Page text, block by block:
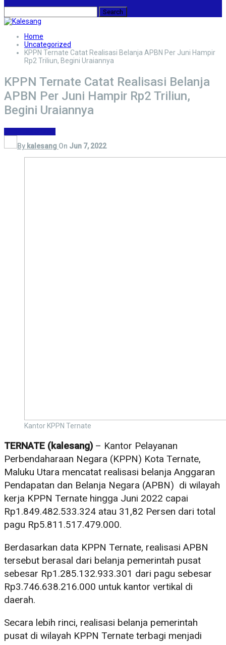
Home
Uncategorized
KPPN Ternate Catat Realisasi Belanja APBN Per Juni Hampir
Rp2 Triliun, Begini Uraiannya
KPPN Ternate Catat Realisasi Belanja
APBN Per Juni Hampir Rp2 Triliun,
Begini Uraiannya
By kalesang On Jun 7, 2022
Kantor KPPN Ternate
TERNATE (kalesang) – Kantor Pelayanan
Perbendaharaan Negara (KPPN) Kota Ternate,
Maluku Utara mencatat realisasi belanja Anggaran
Pendapatan dan Belanja Negara (APBN) di wilayah
kerja KPPN Ternate hingga Juni 2022 capai
Rp1.849.482.533.324 atau 31,82 Persen dari total
pagu Rp5.811.517.479.000.
Berdasarkan data KPPN Ternate, realisasi APBN
tersebut berasal dari belanja pemerintah pusat
sebesar Rp1.285.132.933.301 dari pagu sebesar
Rp3.746.638.216.000 untuk kantor vertikal di
daerah.
Secara lebih rinci, realisasi belanja pemerintah
pusat di wilayah KPPN Ternate terbagi menjadi